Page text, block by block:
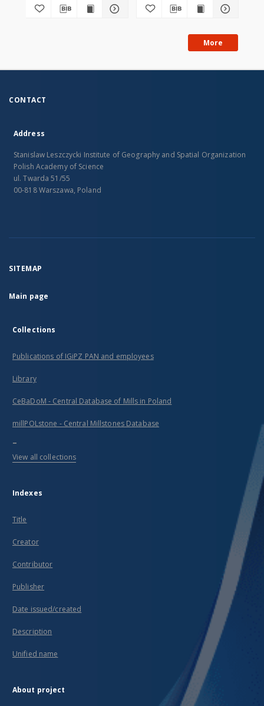
More
CONTACT
Address
Stanislaw Leszczycki Institute of Geography and Spatial Organization
Polish Academy of Science
ul. Twarda 51/55
00-818 Warszawa, Poland
SITEMAP
Main page
Collections
Publications of IGiPZ PAN and employees
Library
CeBaDoM - Central Database of Mills in Poland
millPOLstone - Central Millstones Database
...
View all collections
Indexes
Title
Creator
Contributor
Publisher
Date issued/created
Description
Unified name
About project